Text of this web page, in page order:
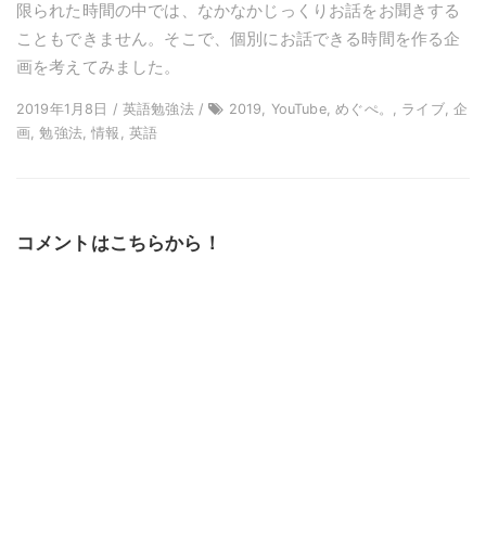
限られた時間の中では、なかなかじっくりお話をお聞きする
こともできません。そこで、個別にお話できる時間を作る企
画を考えてみました。
2019年1月8日 / 英語勉強法 /
2019, YouTube, めぐぺ。, ライブ, 企
画, 勉強法, 情報, 英語
コメントはこちらから！